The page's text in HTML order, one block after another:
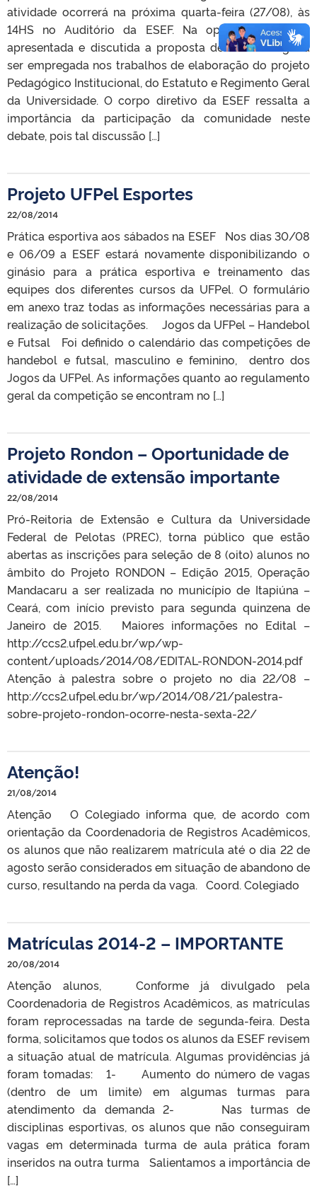
atividade ocorrerá na próxima quarta-feira (27/08), às
14HS no Auditório da ESEF. Na oportunidade será
apresentada e discutida a proposta de metodologia a
ser empregada nos trabalhos de elaboração do projeto
Pedagógico Institucional, do Estatuto e Regimento Geral
da Universidade. O corpo diretivo da ESEF ressalta a
importância da participação da comunidade neste
debate, pois tal discussão […]
Projeto UFPel Esportes
22/08/2014
Prática esportiva aos sábados na ESEF Nos dias 30/08
e 06/09 a ESEF estará novamente disponibilizando o
ginásio para a prática esportiva e treinamento das
equipes dos diferentes cursos da UFPel. O formulário
em anexo traz todas as informações necessárias para a
realização de solicitações. Jogos da UFPel – Handebol
e Futsal Foi definido o calendário das competições de
handebol e futsal, masculino e feminino, dentro dos
Jogos da UFPel. As informações quanto ao regulamento
geral da competição se encontram no […]
Projeto Rondon – Oportunidade de
atividade de extensão importante
22/08/2014
Pró-Reitoria de Extensão e Cultura da Universidade
Federal de Pelotas (PREC), torna público que estão
abertas as inscrições para seleção de 8 (oito) alunos no
âmbito do Projeto RONDON – Edição 2015, Operação
Mandacaru a ser realizada no município de Itapiúna –
Ceará, com início previsto para segunda quinzena de
Janeiro de 2015. Maiores informações no Edital –
http://ccs2.ufpel.edu.br/wp/wp-
content/uploads/2014/08/EDITAL-RONDON-2014.pdf
Atenção à palestra sobre o projeto no dia 22/08 –
http://ccs2.ufpel.edu.br/wp/2014/08/21/palestra-
sobre-projeto-rondon-ocorre-nesta-sexta-22/
Atenção!
21/08/2014
Atenção O Colegiado informa que, de acordo com
orientação da Coordenadoria de Registros Acadêmicos,
os alunos que não realizarem matrícula até o dia 22 de
agosto serão considerados em situação de abandono de
curso, resultando na perda da vaga. Coord. Colegiado
Matrículas 2014-2 – IMPORTANTE
20/08/2014
Atenção alunos, Conforme já divulgado pela
Coordenadoria de Registros Acadêmicos, as matrículas
foram reprocessadas na tarde de segunda-feira. Desta
forma, solicitamos que todos os alunos da ESEF revisem
a situação atual de matrícula. Algumas providências já
foram tomadas: 1- Aumento do número de vagas
(dentro de um limite) em algumas turmas para
atendimento da demanda 2- Nas turmas de
disciplinas esportivas, os alunos que não conseguiram
vagas em determinada turma de aula prática foram
inseridos na outra turma Salientamos a importância de
[…]